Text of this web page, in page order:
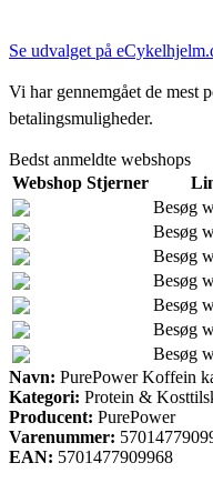
Se udvalget på
Vi har gennemgået de mest
betalingsmuligheder.
Bedst anmeldte webshops
Webshop Stjerner
Besøg
Besøg
Besøg
Besøg
Besøg
Besøg
Besøg
Navn: PurePower Koffein
Kategori: Protein &
Producent: PurePower
Varenummer:
EAN: 5701477909968